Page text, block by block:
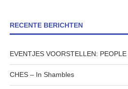
RECENTE BERICHTEN
EVENTJES VOORSTELLEN:
CHES – In Shambles